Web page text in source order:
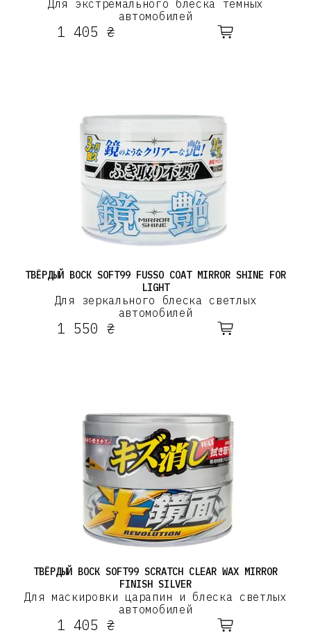
Для экстремального блеска тёмных
автомобилей
1 405 ₴
ТВЁРДЫЙ ВОСК SOFT99 FUSSO COAT MIRROR SHINE FOR
LIGHT
Для зеркального блеска светлых
автомобилей
1 550 ₴
ТВЁРДЫЙ ВОСК SOFT99 SCRATCH CLEAR WAX MIRROR
FINISH SILVER
Для маскировки царапин и блеска светлых
автомобилей
1 405 ₴